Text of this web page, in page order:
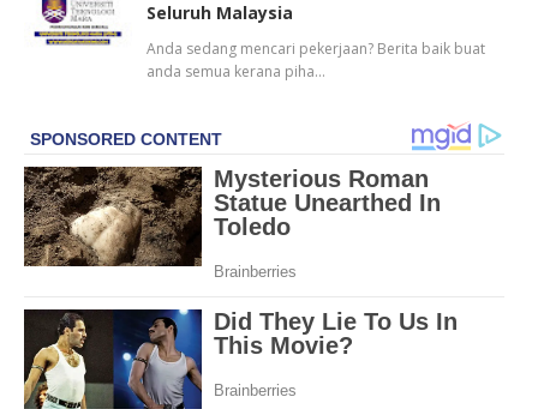
Seluruh Malaysia
Anda sedang mencari pekerjaan? Berita baik buat
anda semua kerana piha…